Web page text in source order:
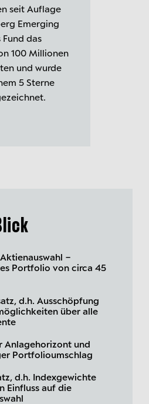
seit Auflage
Emerging
Fund das
100 Millionen
und wurde
5 Sterne
−
Portfolio von circa 45
d.h. Ausschöpfung
über alle
Anlagehorizont und
Portfolioumschlag
d.h. Indexgewichte
Einfluss auf die